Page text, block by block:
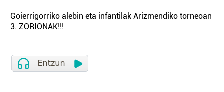
Goierrigorriko alebin eta infantilak Arizmendiko torneoan
3. ZORIONAK!!!